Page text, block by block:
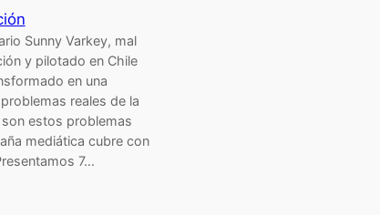
Sunny Varkey, mal
y pilotado en Chile
en una
reales de la
son estos problemas
mediática cubre con
7…